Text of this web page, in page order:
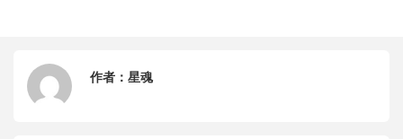
作者： 星魂